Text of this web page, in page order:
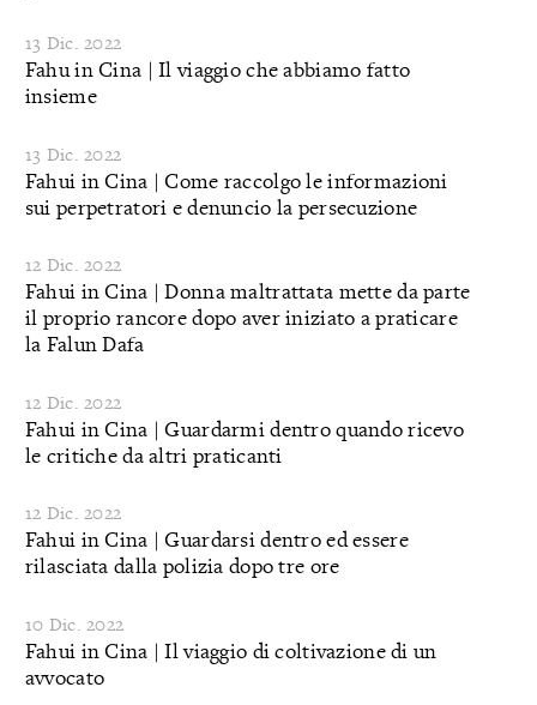
13 Dic. 2022
Fahu in Cina | Il viaggio che abbiamo fatto
insieme
13 Dic. 2022
Fahui in Cina | Come raccolgo le informazioni
sui perpetratori e denuncio la persecuzione
12 Dic. 2022
Fahui in Cina | Donna maltrattata mette da parte
il proprio rancore dopo aver iniziato a praticare
la Falun Dafa
12 Dic. 2022
Fahui in Cina | Guardarmi dentro quando ricevo
le critiche da altri praticanti
12 Dic. 2022
Fahui in Cina | Guardarsi dentro ed essere
rilasciata dalla polizia dopo tre ore
10 Dic. 2022
Fahui in Cina | Il viaggio di coltivazione di un
avvocato